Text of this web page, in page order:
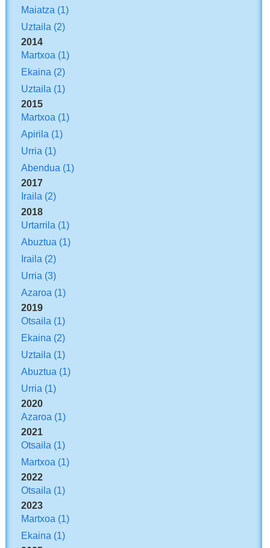
Maiatza (1)
Uztaila (2)
2014
Martxoa (1)
Ekaina (2)
Uztaila (1)
2015
Martxoa (1)
Apirila (1)
Urria (1)
Abendua (1)
2017
Iraila (2)
2018
Urtarrila (1)
Abuztua (1)
Iraila (2)
Urria (3)
Azaroa (1)
2019
Otsaila (1)
Ekaina (2)
Uztaila (1)
Abuztua (1)
Urria (1)
2020
Azaroa (1)
2021
Otsaila (1)
Martxoa (1)
2022
Otsaila (1)
2023
Martxoa (1)
Ekaina (1)